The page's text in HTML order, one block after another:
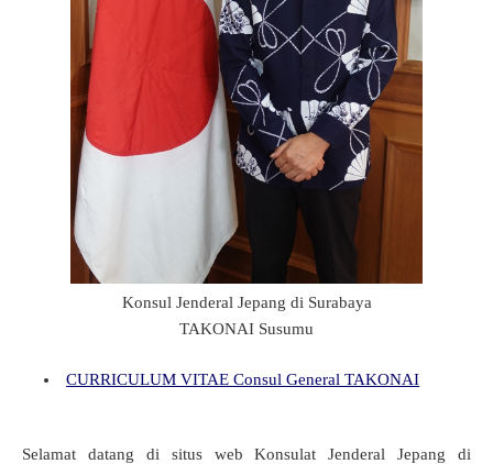
Konsul Jenderal Jepang di Surabaya
TAKONAI Susumu
CURRICULUM VITAE Consul General TAKONAI
Selamat datang di situs web Konsulat Jenderal Jepang di